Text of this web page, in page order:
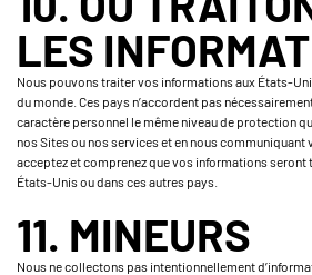
LES
Nous pouvons traiter vos informations aux États-
du monde. Ces pays n’accordent pas
caractère personnel le même niveau de protection
nos Sites ou nos services et en nous
acceptez et comprenez que vos informations seront
États-Unis ou dans ces autres pays.
11. MINEURS
Nous ne collectons pas intentionnellement